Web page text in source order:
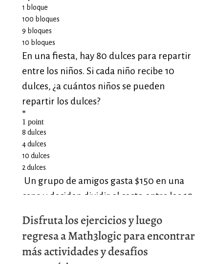
Disfruta los ejercicios y luego
regresa a Math3logic para encontrar
más actividades y desafíos